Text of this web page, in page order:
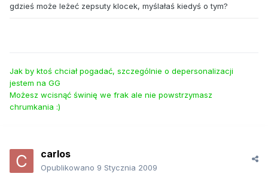
gdzieś może leżeć zepsuty klocek, myślałaś kiedyś o tym?
Jak by ktoś chciał pogadać, szczególnie o depersonalizacji
jestem na GG
Możesz wcisnąć świnię we frak ale nie powstrzymasz
chrumkania :)
carlos
Opublikowano 9 Stycznia 2009